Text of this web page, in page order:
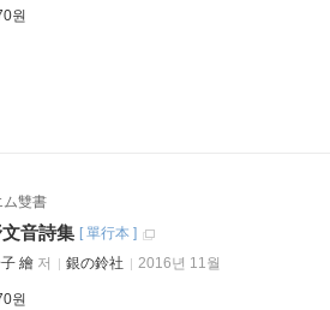
원
ム雙書
音詩集 [單行本 ]
繪 저 銀の鈴社 2016년 11월
원